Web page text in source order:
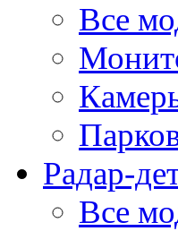
Все
Радар-
Все